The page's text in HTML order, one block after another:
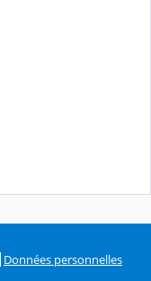
Données personnelles